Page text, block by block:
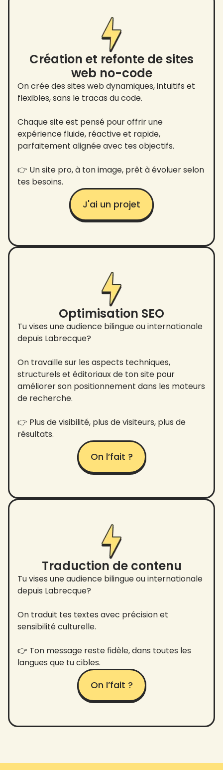
Création et refonte de sites
web no-code
On crée des sites web dynamiques, intuitifs et
flexibles, sans le tracas du code.
Chaque site est pensé pour offrir une
expérience fluide, réactive et rapide,
parfaitement alignée avec tes objectifs.
👉 Un site pro, à ton image, prêt à évoluer selon
tes besoins.
J'ai un projet
Optimisation SEO
Tu vises une audience bilingue ou internationale
depuis Labrecque?
On travaille sur les aspects techniques,
structurels et éditoriaux de ton site pour
améliorer son positionnement dans les moteurs
de recherche.
👉 Plus de visibilité, plus de visiteurs, plus de
résultats.
On l’fait ?
Traduction de contenu
Tu vises une audience bilingue ou internationale
depuis Labrecque?
On traduit tes textes avec précision et
sensibilité culturelle.
👉 Ton message reste fidèle, dans toutes les
langues que tu cibles.
On l’fait ?